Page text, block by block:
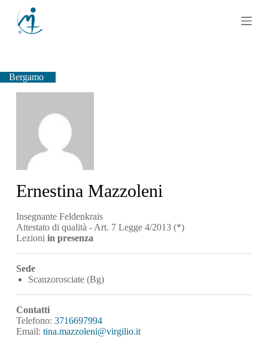
l
o
Bergamo
Ernestina Mazzoleni
Insegnante Feldenkrais
Attestato di qualità - Art. 7 Legge 4/2013 (*)
Lezioni in presenza
Sede
Scanzorosciate (Bg)
Contatti
Telefono: 3716697994
Email: tina.mazzoleni@virgilio.it